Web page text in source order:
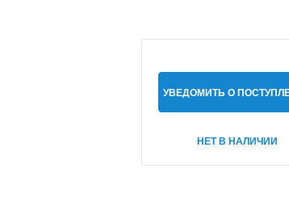
УВЕДОМИТЬ О
НЕТ В НАЛИЧИИ